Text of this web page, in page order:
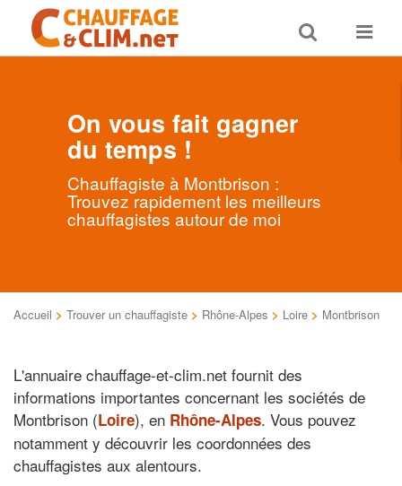
Toggle
search
Toggle
On vous fait gagner
du temps !
Chauffagiste à Montbrison :
Trouvez rapidement les meilleurs
chauffagistes autour de moi
Accueil > Trouver un chauffagiste > Rhône-Alpes > Loire > Montbrison
L'annuaire chauffage-et-clim.net fournit des
informations importantes concernant les sociétés de
Montbrison (Loire), en Rhône-Alpes. Vous pouvez
notamment y découvrir les coordonnées des
chauffagistes aux alentours.